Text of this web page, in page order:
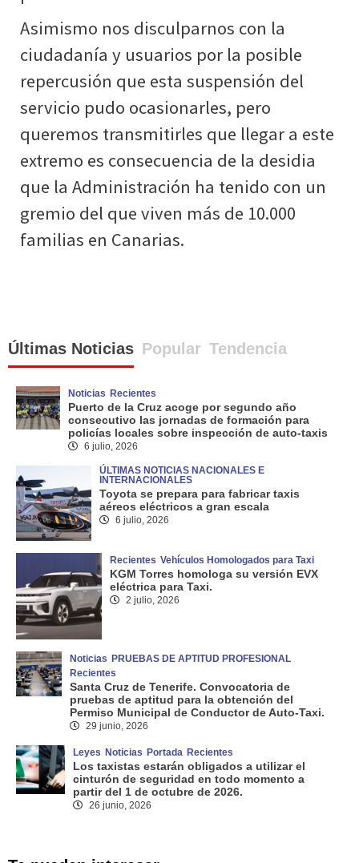
Asimismo nos disculparnos con la
ciudadanía y usuarios por la posible
repercusión que esta suspensión del
servicio pudo ocasionarles, pero
queremos transmitirles que llegar a este
extremo es consecuencia de la desidia
que la Administración ha tenido con un
gremio del que viven más de 10.000
familias en Canarias.
Últimas Noticias Popular Tendencia
Noticias Recientes
Puerto de la Cruz acoge por segundo año
consecutivo las jornadas de formación para
policías locales sobre inspección de auto-taxis
6 julio, 2026
ÚLTIMAS NOTICIAS NACIONALES E
INTERNACIONALES
Toyota se prepara para fabricar taxis
aéreos eléctricos a gran escala
6 julio, 2026
Recientes Vehículos Homologados para Taxi
KGM Torres homologa su versión EVX
eléctrica para Taxi.
2 julio, 2026
Noticias PRUEBAS DE APTITUD PROFESIONAL
Recientes
Santa Cruz de Tenerife. Convocatoria de
pruebas de aptitud para la obtención del
Permiso Municipal de Conductor de Auto-Taxi.
29 junio, 2026
Leyes Noticias Portada Recientes
Los taxistas estarán obligados a utilizar el
cinturón de seguridad en todo momento a
partir del 1 de octubre de 2026.
26 junio, 2026